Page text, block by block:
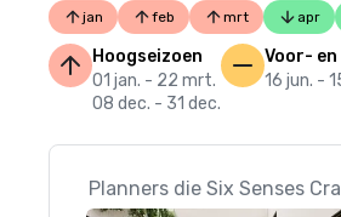
jan feb mrt apr
Hoogseizoen
01 jan. - 22 mrt.
08 dec. - 31 dec.
Voor-
16 jun. -
Planners die Six Senses